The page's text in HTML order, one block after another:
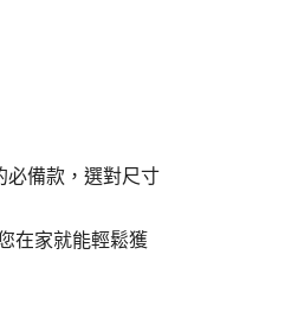
必備款，選對尺寸
在家就能輕鬆獲